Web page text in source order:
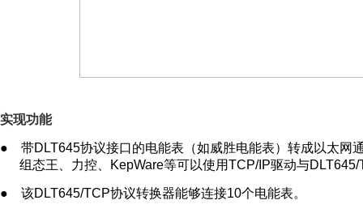
实现功能
● 带DLT645协议接口的电能表（如威胜电能表）转成以太网
组态王、力控、KepWare等可以使用TCP/IP驱动与
● 该DLT645/TCP协议转换器能够连接10个电能表。